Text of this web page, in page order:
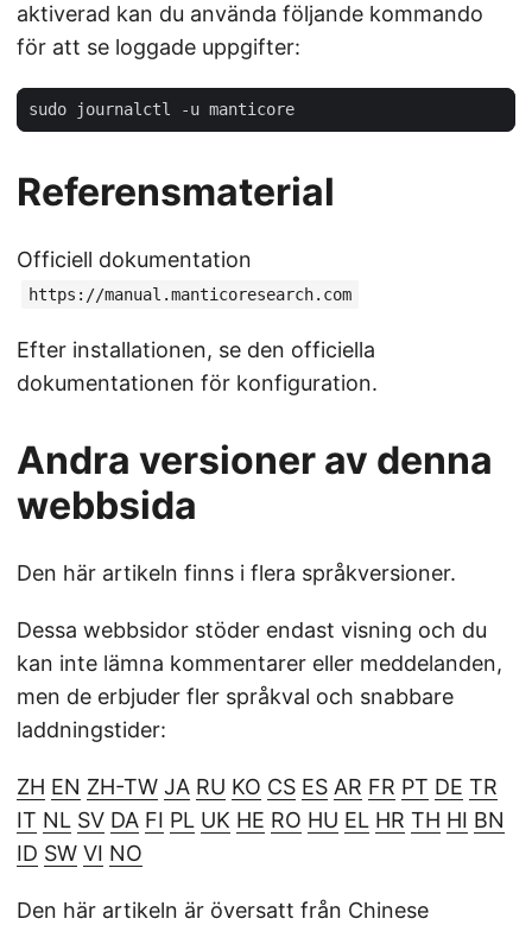
aktiverad kan du använda följande kommando
för att se loggade uppgifter:
Referensmaterial
Officiell dokumentation
https://manual.manticoresearch.com
Efter installationen, se den officiella
dokumentationen för konfiguration.
Andra versioner av denna
webbsida
Den här artikeln finns i flera språkversioner.
Dessa webbsidor stöder endast visning och du
kan inte lämna kommentarer eller meddelanden,
men de erbjuder fler språkval och snabbare
laddningstider:
ZH EN ZH-TW JA RU KO CS ES AR FR PT DE TR
IT NL SV DA FI PL UK HE RO HU EL HR TH HI BN
ID SW VI NO
Den här artikeln är översatt från Chinese